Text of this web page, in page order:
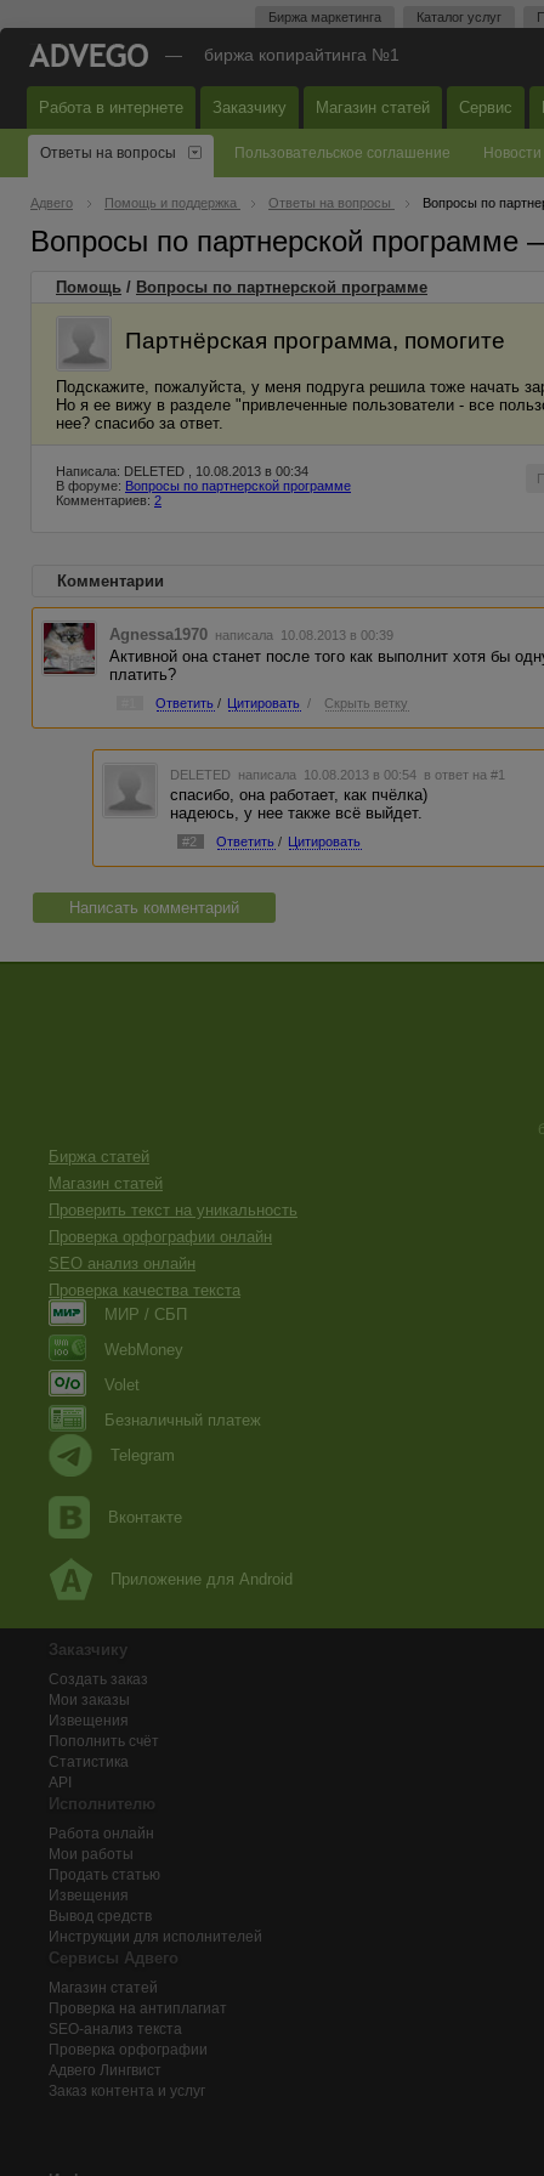
Биржа маркетинга Каталог услуг
— биржа копирайтинга №1
Работа в интернете Заказчику Магазин статей Сервис
Ответы на вопросы Пользовательское соглашение Новости
Адвего Помощь и поддержка Ответы на вопросы Вопросы по
Вопросы по партнерской
Помощь / Вопросы по партнерской программе
Партнёрская программа, помогите
Подскажите, пожалуйста, у меня подруга решила тоже начать
Но я ее вижу в разделе "привлеченные пользователи - все
нее? спасибо за ответ.
Написала: DELETED , 10.08.2013 в 00:34
В форуме: Вопросы по партнерской программе
Комментариев: 2
Комментарии
Agnessa1970 написала 10.08.2013 в 00:39
Активной она станет после того как выполнит хотя бы
платить?
Ответить / Цитировать / Скрыть ветку
DELETED написала 10.08.2013 в 00:54 в ответ на #1
спасибо, она работает, как пчёлка)
надеюсь, у нее также всё выйдет.
#2 Ответить / Цитировать
Написать комментарий
Биржа статей
Магазин статей
Проверить текст на уникальность
Проверка орфографии онлайн
SEO анализ онлайн
Проверка качества текста
МИР / СБП
WebMoney
Volet
Безналичный платеж
Telegram
Вконтакте
Приложение для Android
Заказчику
Создать заказ
Мои заказы
Извещения
Пополнить счёт
Статистика
API
Исполнителю
Работа онлайн
Мои работы
Продать статью
Извещения
Вывод средств
Инструкции для исполнителей
Сервисы Адвего
Магазин статей
Проверка на антиплагиат
SEO-анализ текста
Проверка орфографии
Адвего Лингвист
Заказ контента и услуг